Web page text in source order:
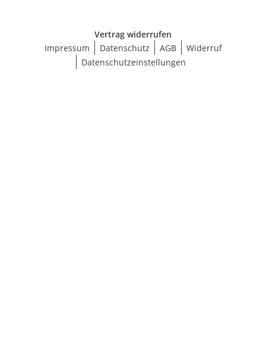
Vertrag widerrufen
Impressum
Datenschutz AGB
Widerruf
Datenschutzeinstellungen